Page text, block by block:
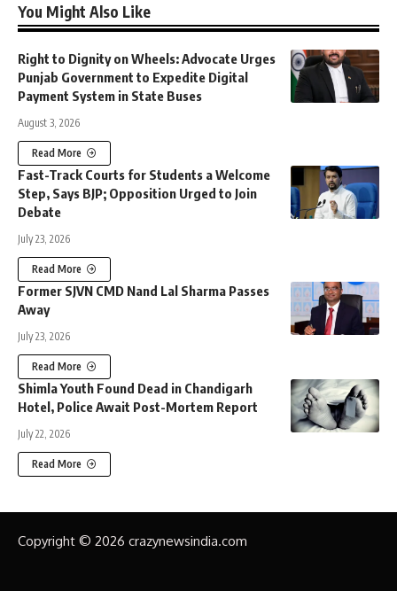
You Might Also Like
Right to Dignity on Wheels: Advocate Urges
Punjab Government to Expedite Digital
Payment System in State Buses
August 3, 2026
Read More
Fast-Track Courts for Students a Welcome
Step, Says BJP; Opposition Urged to Join
Debate
July 23, 2026
Read More
Former SJVN CMD Nand Lal Sharma Passes
Away
July 23, 2026
Read More
Shimla Youth Found Dead in Chandigarh
Hotel, Police Await Post-Mortem Report
July 22, 2026
Read More
Copyright © 2026 crazynewsindia.com